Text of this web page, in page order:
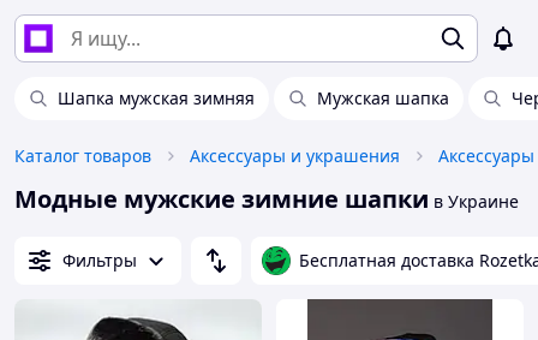
Шапка мужская зимняя Мужская шапка
Каталог товаров Аксессуары и украшения Аксессуары
Модные мужские зимние шапки в Украине
Фильтры Бесплатная доставка